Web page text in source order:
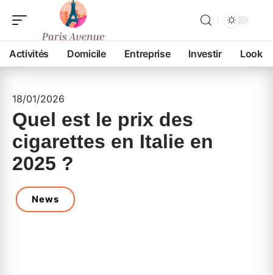
Activités Domicile Entreprise Investir Look
18/01/2026
Quel est le prix des
cigarettes en Italie en
2025 ?
News